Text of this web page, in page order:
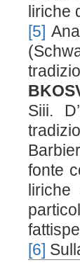
liriche
[5]
Siii.
fonte
[6]